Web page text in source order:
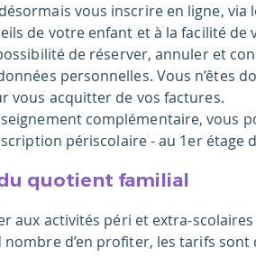
vous inscrire en ligne, via
de votre enfant et à la facilité
de réserver, annuler et
personnelles. Vous n’êtes
vous acquitter de vos factures.
complémentaire, vous
périscolaire - au 1er étage
quotient familial
aux activités péri et extra-
nombre d’en profiter, les tarifs